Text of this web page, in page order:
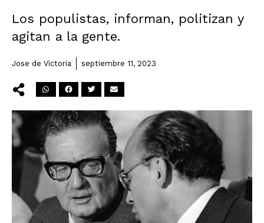
Los populistas, informan, politizan y
agitan a la gente.
Jose de Victoria septiembre 11, 2023